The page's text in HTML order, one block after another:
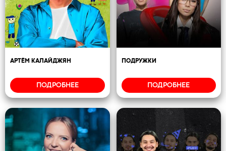
АРТËМ КАЛАЙДЖЯН
ПОДРОБНЕЕ
ПОДРУЖКИ
ПОДРОБНЕЕ